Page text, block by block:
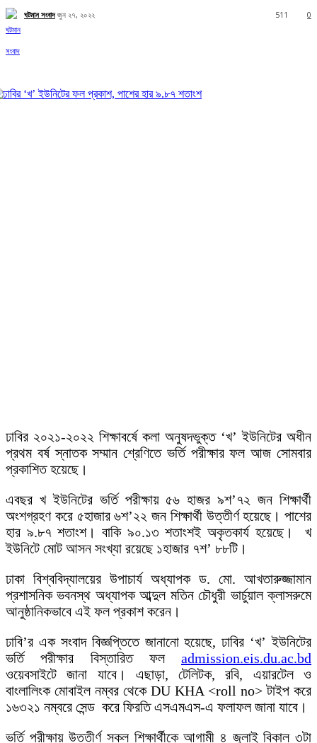
ঘটমান সংবাদ জুন ২৭, ২০২২ 0
511
ঢাবির ২০২১-২০২২ শিক্ষাবর্ষে কলা অনুষদভুক্ত ‘খ’ ইউনিটের অধীন
প্রথম বর্ষ স্নাতক সম্মান শ্রেণিতে ভর্তি পরীক্ষার ফল আজ সোমবার
প্রকাশিত হয়েছে।
এবছর খ ইউনিটের ভর্তি পরীক্ষায় ৫৬ হাজর ৯শ’৭২ জন শিক্ষার্থী
অংশগ্রহণ করে ৫হাজার ৬শ’২২ জন শিক্ষার্থী উত্তীর্ণ হয়েছে। পাশের
হার ৯.৮৭ শতাংশ। বাকি ৯০.১৩ শতাংশই অকৃতকার্য হয়েছে। খ
ইউনিটে মোট আসন সংখ্যা রয়েছে ১হাজার ৭শ’ ৮৮টি।
ঢাকা বিশ্ববিদ্যালয়ের উপাচার্য অধ্যাপক ড. মো. আখতারুজ্জামান
প্রশাসনিক ভবনস্থ অধ্যাপক আব্দুল মতিন চৌধুরী ভার্চুয়াল ক্লাসরুমে
আনুষ্ঠানিকভাবে এই ফল প্রকাশ করেন।
ঢাবি’র এক সংবাদ বিজ্ঞপ্তিতে জানানো হয়েছে, ঢাবির ‘খ’ ইউনিটের
ভর্তি পরীক্ষার বিস্তারিত ফল admission.eis.du.ac.bd
ওয়েবসাইটে জানা যাবে। এছাড়া, টেলিটক, রবি, এয়ারটেল ও
বাংলালিংক মোবাইল নম্বর থেকে DU KHA ˂roll no˃ টাইপ করে
১৬৩২১ নম্বরে সেন্ড করে ফিরতি এসএমএস-এ ফলাফল জানা যাবে।
ভর্তি পরীক্ষায় উত্তীর্ণ সকল শিক্ষার্থীকে আগামী ৪ জুলাই বিকাল ৩টা